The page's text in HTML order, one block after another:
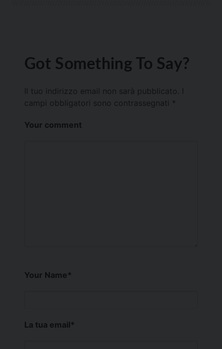
Got Something To Say?
Il tuo indirizzo email non sarà pubblicato.
campi obbligatori sono contrassegnati *
Your comment
Your Name*
La tua email*